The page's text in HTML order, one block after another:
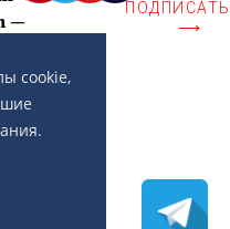
cookie,
—
⟶